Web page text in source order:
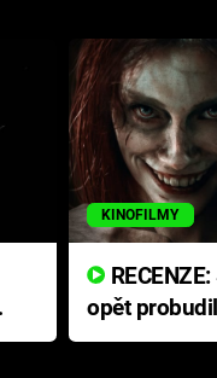
KINOFILMY
opět
přichází s